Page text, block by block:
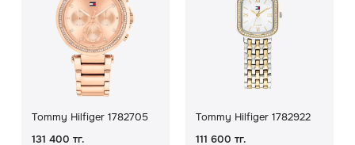
Tommy Hilfiger 1782705
131 400 тг.
Tommy Hilfiger 1782922
111 600 тг.